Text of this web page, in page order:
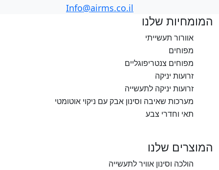
Info@airms.co.il
המומחיות שלנו
אוורור תעשייתי
מפוחים
מפוחים צנטריפוגליים
זרועות יניקה
זרועות יניקה לתעשייה
מערכות שאיבה וסינון אבק עם ניקוי אוטומטי
תאי וחדרי צבע
המוצרים שלנו
הולכה וסינון אוויר לתעשייה